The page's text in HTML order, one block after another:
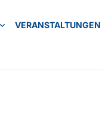
VERANSTALTUNGEN